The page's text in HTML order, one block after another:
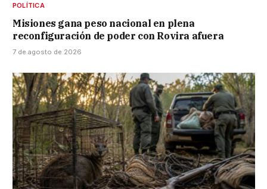
POLÍTICA
Misiones gana peso nacional en plena
reconfiguración de poder con Rovira afuera
7 de agosto de 2026